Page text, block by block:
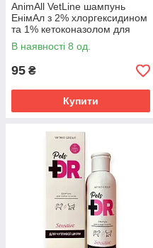
AnimAll VetLine шампунь
ЕнімАл з 2% хлоргексидином
та 1% кетоконазолом для
собак та котів 250 мл
В наявності 8 од.
95 ₴
Купити